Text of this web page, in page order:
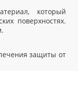
который
поверхностях.
защиты от